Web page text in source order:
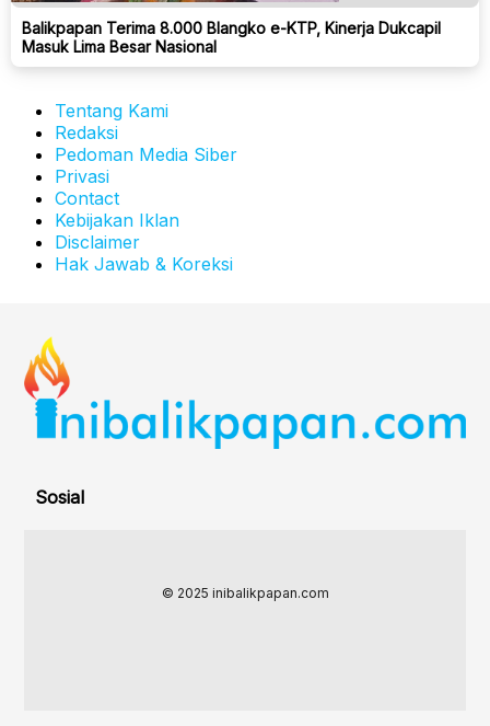
Balikpapan Terima 8.000 Blangko e-KTP, Kinerja Dukcapil
Masuk Lima Besar Nasional
Tentang Kami
Redaksi
Pedoman Media Siber
Privasi
Contact
Kebijakan Iklan
Disclaimer
Hak Jawab & Koreksi
Sosial
© 2025 inibalikpapan.com